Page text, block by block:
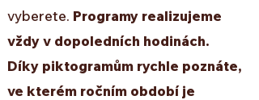
vyberete. Programy realizujeme
vždy v dopoledních hodinách.
Díky piktogramům rychle poznáte,
ve kterém ročním období je